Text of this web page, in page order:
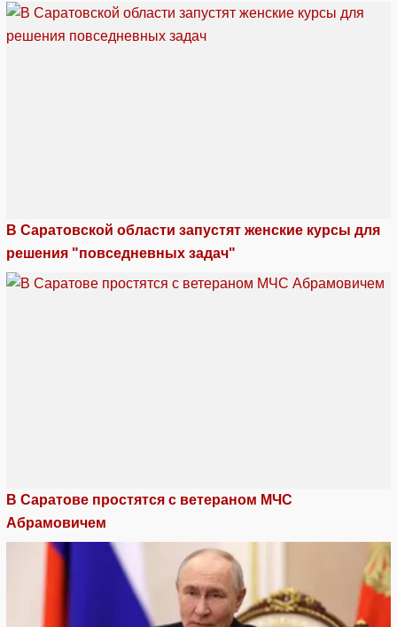
В Саратовской области запустят женские курсы для
решения "повседневных задач"
В Саратове простятся с ветераном МЧС
Абрамовичем